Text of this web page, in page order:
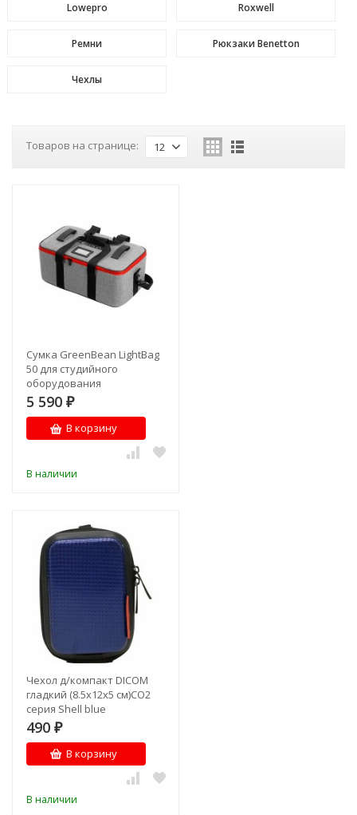
Lowepro Roxwell
Ремни Рюкзаки Benetton
Чехлы
Товаров на странице: 12
Сумка GreenBean LightBag
50 для студийного
оборудования
5 590 ₽
В корзину
В наличии
Чехол д/компакт DICOM
гладкий (8.5х12х5 см)CO2
серия Shell blue
490 ₽
В корзину
В наличии